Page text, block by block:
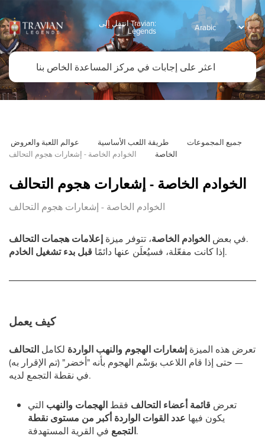
انتقل إلى Travian:
Legends
جميع المجموعات طريقة اللعب الأساسية
عوالم اللعبة والعروض
الخاصة
الخوادم الخاصة - إشعارات هجوم التحالف
الخوادم الخاصة - إشعارات هجوم التحالف
الخوادم الخاصة - إشعارات هجوم التحالف
في بعض الخوادم الخاصة، تتوفر ميزة إعلامات هجمات التحالف
.
إذا كانت مفعّلة، فسيُعلَن عنها دائمًا قبل بدء تشغيل الخادم .
كيف يعمل
تعرض هذه الميزة إشعارات الهجوم والنهب الواردة لكامل التحالف
— حتى إذا قام اللاعب بوَسْم الهجوم بأنه "أخضر" (تم الإقرار به)
في نقطة التجمع لديه.
تعرض قائمة أعضاء التحالف فقط الهجمات والنهب التي
يكون فيها عدد القوات الواردة أكبر من مستوى نقطة
التجمعفي القرية المستهدفة.